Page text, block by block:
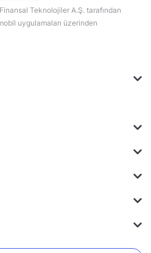
Teknolojiler A.Ş. tarafından
uygulamaları üzerinden